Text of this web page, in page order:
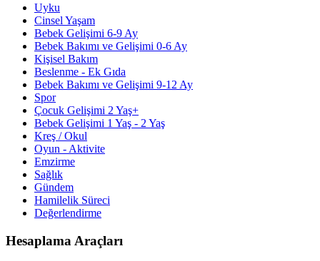
Uyku
Cinsel Yaşam
Bebek Gelişimi 6-9 Ay
Bebek Bakımı ve Gelişimi 0-6 Ay
Kişisel Bakım
Beslenme - Ek Gıda
Bebek Bakımı ve Gelişimi 9-12 Ay
Spor
Çocuk Gelişimi 2 Yaş+
Bebek Gelişimi 1 Yaş - 2 Yaş
Kreş / Okul
Oyun - Aktivite
Emzirme
Sağlık
Gündem
Hamilelik Süreci
Değerlendirme
Hesaplama Araçları